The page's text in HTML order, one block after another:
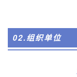
02.组织单位